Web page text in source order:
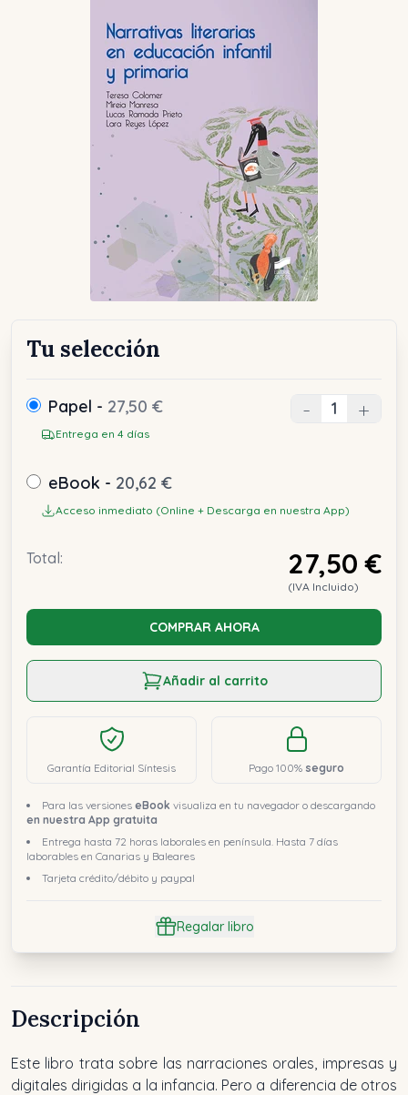
Tu selección
Papel - 27,50 €
Entrega en 4 días
- +
eBook - 20,62 €
Acceso inmediato (Online + Descarga en nuestra App)
Total: 27,50 €
(IVA Incluido)
COMPRAR AHORA
Añadir al carrito
Garantía Editorial Síntesis Pago 100% seguro
Para las versiones eBook visualiza en tu navegador o descargando
en nuestra App gratuita
Entrega hasta 72 horas laborales en península. Hasta 7 días
laborables en Canarias y Baleares
Tarjeta crédito/débito y paypal
Regalar libro
Descripción
Este libro trata sobre las narraciones orales, impresas y
digitales dirigidas a la infancia. Pero a diferencia de otros